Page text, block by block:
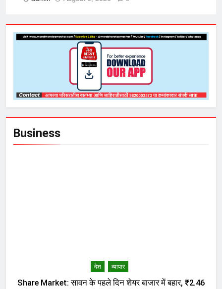
Business
देश व्यापार
Share Market: सावन के पहले दिन शेयर बाजार में बहार, ₹2.46